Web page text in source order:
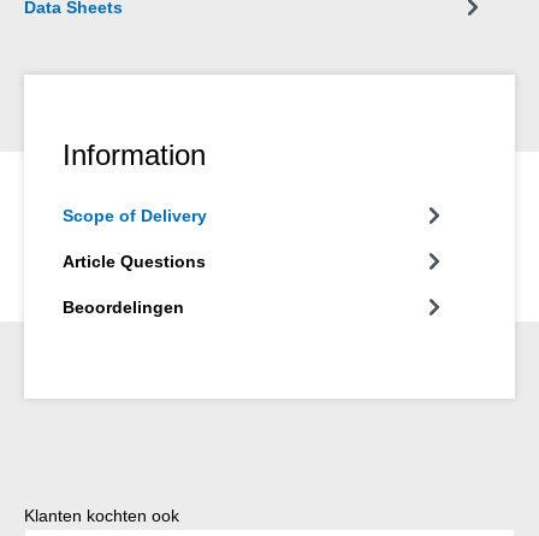
Data Sheets
Information
Scope of Delivery
Article Questions
Beoordelingen
Productgalerij overslaan
Klanten kochten ook